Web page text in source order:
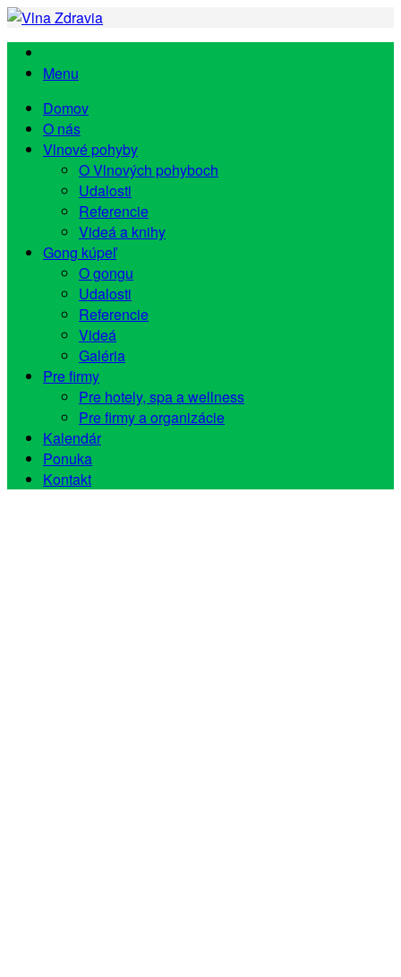
Menu
Domov
O nás
Vlnové pohyby
O Vlnových pohyboch
Udalosti
Referencie
Videá a knihy
Gong kúpeľ
O gongu
Udalosti
Referencie
Videá
Galéria
Pre firmy
Pre hotely, spa a wellness
Pre firmy a organizácie
Kalendár
Ponuka
Kontakt